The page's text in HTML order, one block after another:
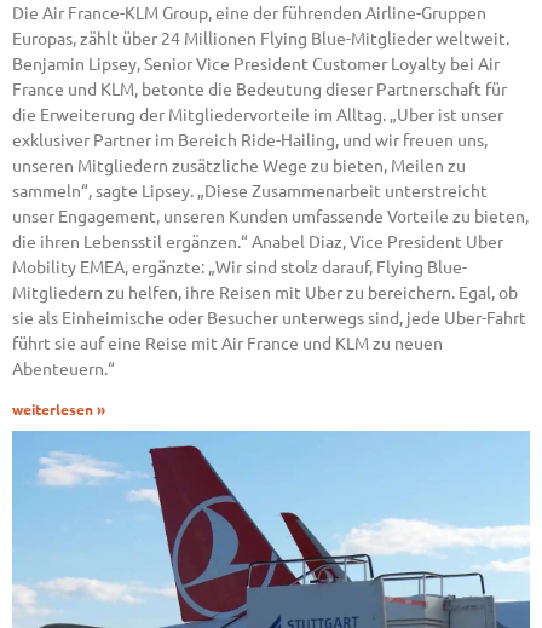
Die Air France-KLM Group, eine der führenden Airline-Gruppen
Europas, zählt über 24 Millionen Flying Blue-Mitglieder weltweit.
Benjamin Lipsey, Senior Vice President Customer Loyalty bei Air
France und KLM, betonte die Bedeutung dieser Partnerschaft für
die Erweiterung der Mitgliedervorteile im Alltag. „Uber ist unser
exklusiver Partner im Bereich Ride-Hailing, und wir freuen uns,
unseren Mitgliedern zusätzliche Wege zu bieten, Meilen zu
sammeln“, sagte Lipsey. „Diese Zusammenarbeit unterstreicht
unser Engagement, unseren Kunden umfassende Vorteile zu bieten,
die ihren Lebensstil ergänzen.“ Anabel Diaz, Vice President Uber
Mobility EMEA, ergänzte: „Wir sind stolz darauf, Flying Blue-
Mitgliedern zu helfen, ihre Reisen mit Uber zu bereichern. Egal, ob
sie als Einheimische oder Besucher unterwegs sind, jede Uber-Fahrt
führt sie auf eine Reise mit Air France und KLM zu neuen
Abenteuern.“
weiterlesen »